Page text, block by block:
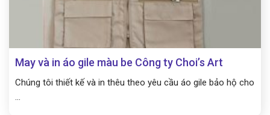
May và in áo gile màu be Công ty Choi’s Art
Chúng tôi thiết kế và in thêu theo yêu cầu áo gile bảo hộ cho
...